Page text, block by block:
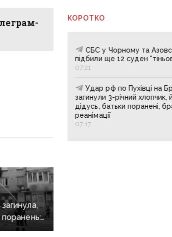
КОРОТКО
СБС у Чорному та
підбили ще 12 суден
07:21
Удар рф по Пухівці на
загинули 3-річний хлопчик,
дідусь, батьки поранені,
реанімації
07:17